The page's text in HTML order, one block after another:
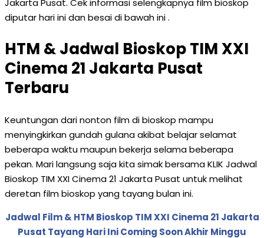
Jakarta Pusat. Cek informasi selengkapnya film bioskop
diputar hari ini dan besai di bawah ini .
HTM & Jadwal Bioskop TIM XXI
Cinema 21 Jakarta Pusat
Terbaru
Keuntungan dari nonton film di bioskop mampu
menyingkirkan gundah gulana akibat belajar selamat
beberapa waktu maupun bekerja selama beberapa
pekan. Mari langsung saja kita simak bersama KLIK Jadwal
Bioskop TIM XXI Cinema 21 Jakarta Pusat untuk melihat
deretan film bioskop yang tayang bulan ini.
Jadwal Film & HTM Bioskop TIM XXI Cinema 21 Jakarta
Pusat Tayang Hari Ini Coming Soon Akhir Minggu